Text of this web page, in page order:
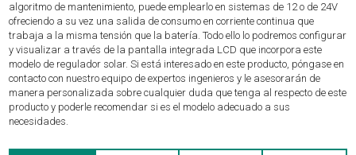
algoritmo de mantenimiento, puede emplearlo en sistemas de 12 o de 24V
ofreciendo a su vez una salida de consumo en corriente continua que
trabaja a la misma tensión que la batería. Todo ello lo podremos configurar
y visualizar a través de la pantalla integrada LCD que incorpora este
modelo de regulador solar. Si está interesado en este producto, póngase en
contacto con nuestro equipo de expertos ingenieros y le asesorarán de
manera personalizada sobre cualquier duda que tenga al respecto de este
producto y poderle recomendar si es el modelo adecuado a sus
necesidades.